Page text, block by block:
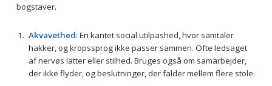
bogstaver.
Akvavethed: En kantet social utilpashed, hvor samtaler
hakker, og kropssprog ikke passer sammen. Ofte ledsaget
af nervøs latter eller stilhed. Bruges også om samarbejder,
der ikke flyder, og beslutninger, der falder mellem flere stole.